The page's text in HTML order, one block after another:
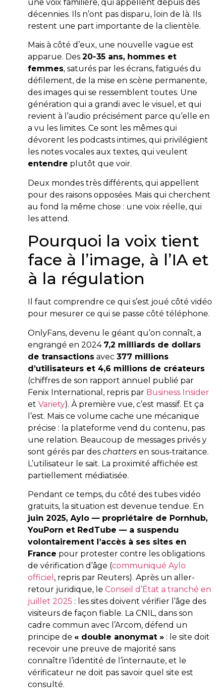
une voix familière, qui appellent depuis des
décennies. Ils n’ont pas disparu, loin de là. Ils
restent une part importante de la clientèle.
Mais à côté d’eux, une nouvelle vague est
apparue. Des 20-35 ans, hommes et
femmes, saturés par les écrans, fatigués du
défilement, de la mise en scène permanente,
des images qui se ressemblent toutes. Une
génération qui a grandi avec le visuel, et qui
revient à l’audio précisément parce qu’elle en
a vu les limites. Ce sont les mêmes qui
dévorent les podcasts intimes, qui privilégient
les notes vocales aux textes, qui veulent
entendre plutôt que voir.
Deux mondes très différents, qui appellent
pour des raisons opposées. Mais qui cherchent
au fond la même chose : une voix réelle, qui
les attend.
Pourquoi la voix tient
face à l’image, à l’IA et
à la régulation
Il faut comprendre ce qui s’est joué côté vidéo
pour mesurer ce qui se passe côté téléphone.
OnlyFans, devenu le géant qu’on connaît, a
engrangé en 2024 7,2 milliards de dollars
de transactions avec 377 millions
d’utilisateurs et 4,6 millions de créateurs
(chiffres de son rapport annuel publié par
Fenix International, repris par Business Insider
et Variety). À première vue, c’est massif. Et ça
l’est. Mais ce volume cache une mécanique
précise : la plateforme vend du contenu, pas
une relation. Beaucoup de messages privés y
sont gérés par des chatters en sous-traitance.
L’utilisateur le sait. La proximité affichée est
partiellement médiatisée.
Pendant ce temps, du côté des tubes vidéo
gratuits, la situation est devenue tendue. En
juin 2025, Aylo — propriétaire de Pornhub,
YouPorn et RedTube — a suspendu
volontairement l’accès à ses sites en
France pour protester contre les obligations
de vérification d’âge (communiqué Aylo
officiel , repris par Reuters). Après un aller-
retour juridique, le Conseil d’État a tranché en
juillet 2025 : les sites doivent vérifier l’âge des
visiteurs de façon fiable. La CNIL, dans son
cadre commun avec l’Arcom, défend un
principe de « double anonymat » : le site doit
recevoir une preuve de majorité sans
connaître l’identité de l’internaute, et le
vérificateur ne doit pas savoir quel site est
consulté.